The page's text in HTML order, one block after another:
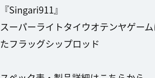
『Singari911』
スーパーライトタイウオテンヤゲー
たフラッグシップロッド